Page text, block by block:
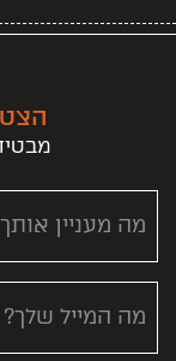
מה מעניין
מה המייל שלך?